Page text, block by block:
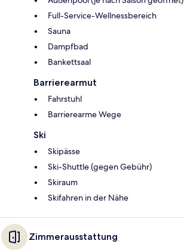
Full-Service-Wellnessbereich
Sauna
Dampfbad
Bankettsaal
Barrierearmut
Fahrstuhl
Barrierearme Wege
Ski
Skipässe
Ski-Shuttle (gegen Gebühr)
Skiraum
Skifahren in der Nähe
Zimmerausstattung